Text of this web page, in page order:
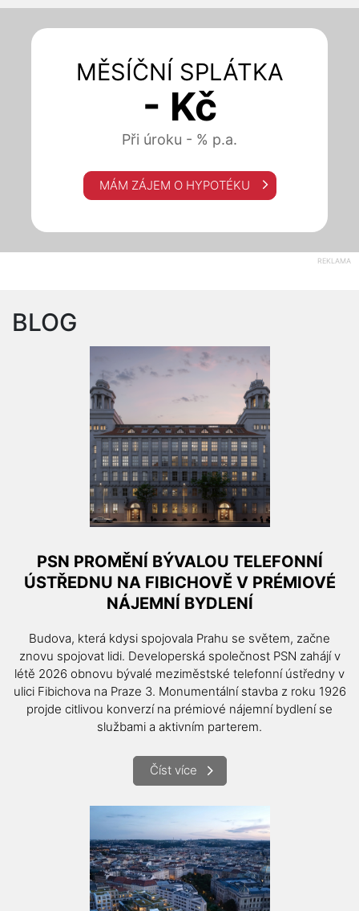
MĚSÍČNÍ SPLÁTKA
- Kč
Při úroku - % p.a.
MÁM ZÁJEM O HYPOTÉKU
REKLAMA
BLOG
PSN PROMĚNÍ BÝVALOU TELEFONNÍ
ÚSTŘEDNU NA FIBICHOVĚ V PRÉMIOVÉ
NÁJEMNÍ BYDLENÍ
Budova, která kdysi spojovala Prahu se světem, začne
znovu spojovat lidi. Developerská společnost PSN zahájí v
létě 2026 obnovu bývalé meziměstské telefonní ústředny v
ulici Fibichova na Praze 3. Monumentální stavba z roku 1926
projde citlivou konverzí na prémiové nájemní bydlení se
službami a aktivním parterem.
Číst více